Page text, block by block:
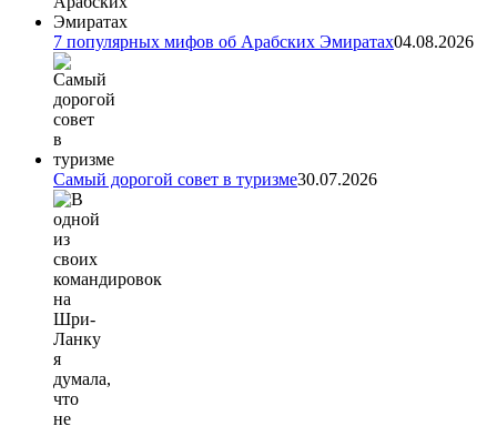
7 популярных мифов об Арабских Эмиратах04.08.2026
Самый дорогой совет в туризме30.07.2026